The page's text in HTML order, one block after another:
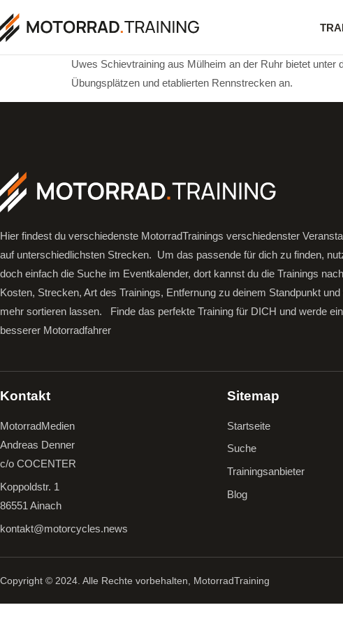
Uwes Schievtraining aus Mülheim an der Ruhr bietet
Übungsplätzen und etablierten Rennstrecken an.
Hier findest du verschiedenste MotorradTrainings verschiedenster
auf unterschiedlichsten Strecken. Um das passende für dich zu finden,
doch einfach die Suche im Eventkalender, dort kannst du die Trainings nach
Kosten, Strecken, Art des Trainings, Entfernung zu deinem Standpunkt und
mehr sortieren lassen. Finde das perfekte Training für DICH und werde ein
besserer Motorradfahrer
Kontakt
MotorradMedien
Andreas Denner
c/o COCENTER
Koppoldstr. 1
86551 Ainach
kontakt@motorcycles.news
Sitemap
Startseite
Suche
Trainingsanbieter
Blog
Copyright © 2024. Alle Rechte vorbehalten, MotorradTraining